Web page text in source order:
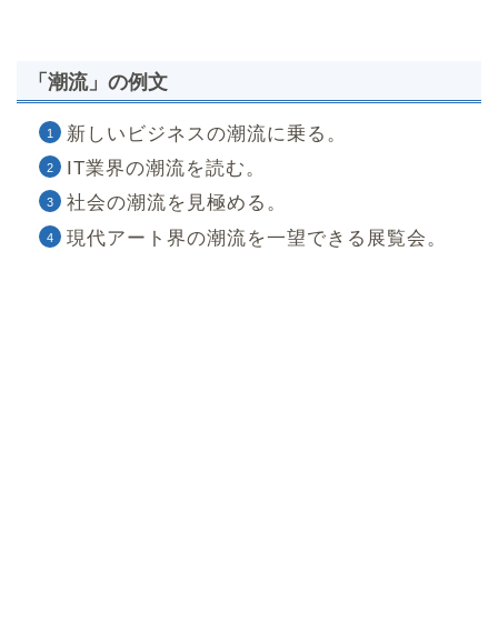
「潮流」の例文
新しいビジネスの潮流に乗る。
IT業界の潮流を読む。
社会の潮流を見極める。
現代アート界の潮流を一望できる展覧会。